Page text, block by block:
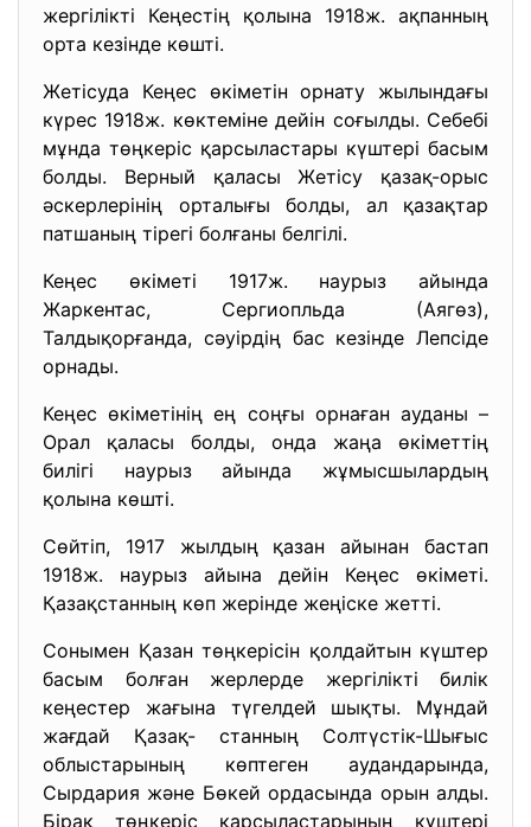
жергілікті Кеңестің қолына 1918ж. ақпанның
орта кезінде көшті.
Жетісуда Кеңес өкіметін орнату жылындағы
күрес 1918ж. көктеміне дейін соғылды. Себебі
мұнда төңкеріс қарсыластары күштері басым
болды. Верный қаласы Жетісу қазақ-орыс
әскерлерінің орталығы болды, ал қазақтар
патшаның тірегі болғаны белгілі.
Кеңес өкіметі 1917ж. наурыз айында
Жаркентас, Сергиопльда (Аягөз),
Талдықорғанда, сәуірдің бас кезінде Лепсіде
орнады.
Кеңес өкіметінің ең соңғы орнаған ауданы –
Орал қаласы болды, онда жаңа өкіметтің
билігі наурыз айында жұмысшылардың
қолына көшті.
Сөйтіп, 1917 жылдың қазан айынан бастап
1918ж. наурыз айына дейін Кеңес өкіметі.
Қазақстанның көп жерінде жеңіске жетті.
Сонымен Қазан төңкерісін қолдайтын күштер
басым болған жерлерде жергілікті билік
кеңестер жағына түгелдей шықты. Мұндай
жағдай Қазақ- станның Солтүстік-Шығыс
облыстарының көптеген аудандарында,
Сырдария және Бөкей ордасында орын алды.
Бірақ төңкеріс қарсыластарының күштері